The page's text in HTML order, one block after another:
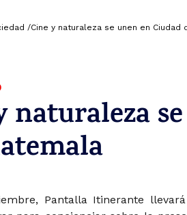
/Cine y naturaleza se unen en Ciudad
naturaleza
Pantalla Itinerante